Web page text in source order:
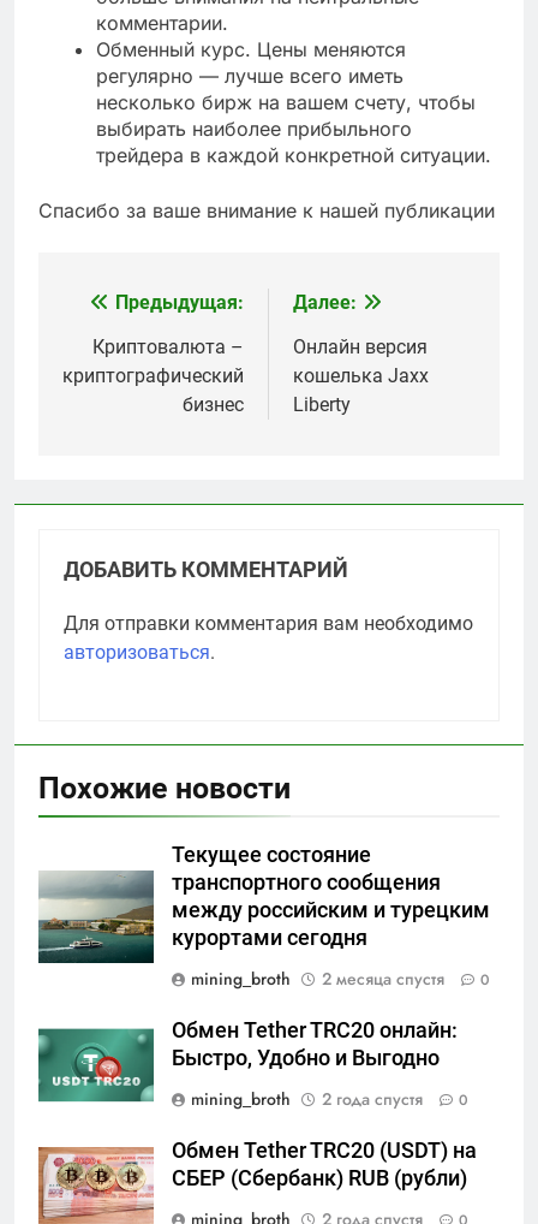
комментарии.
Обменный курс. Цены меняются
регулярно — лучше всего иметь
несколько бирж на вашем счету, чтобы
выбирать наиболее прибыльного
трейдера в каждой конкретной ситуации.
Спасибо за ваше внимание к нашей публикации
Навигация
по
записям
Предыдущая:
Криптовалюта –
криптографический
бизнес
Далее:
Онлайн версия
кошелька Jaxx
Liberty
ДОБАВИТЬ КОММЕНТАРИЙ
Для отправки комментария вам необходимо
авторизоваться.
Похожие новости
Текущее состояние
транспортного сообщения
между российским и турецким
курортами сегодня
mining_broth
2 месяца спустя 0
Обмен Tether TRC20 онлайн:
Быстро, Удобно и Выгодно
mining_broth
2 года спустя 0
Обмен Tether TRC20 (USDT) на
СБЕР (Сбербанк) RUB (рубли)
mining_broth
2 года спустя